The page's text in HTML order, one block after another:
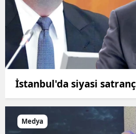
İstanbul'da siyasi satranç
Medya